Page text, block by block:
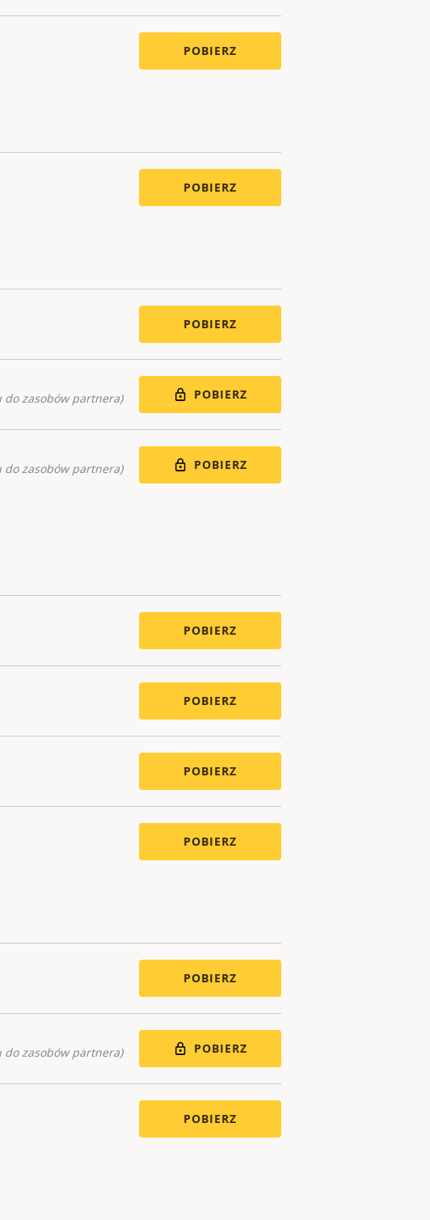
POBIERZ
POBIERZ
POBIERZ
do zasobów partnera) POBIERZ
do zasobów partnera) POBIERZ
POBIERZ
POBIERZ
POBIERZ
POBIERZ
POBIERZ
do zasobów partnera) POBIERZ
POBIERZ